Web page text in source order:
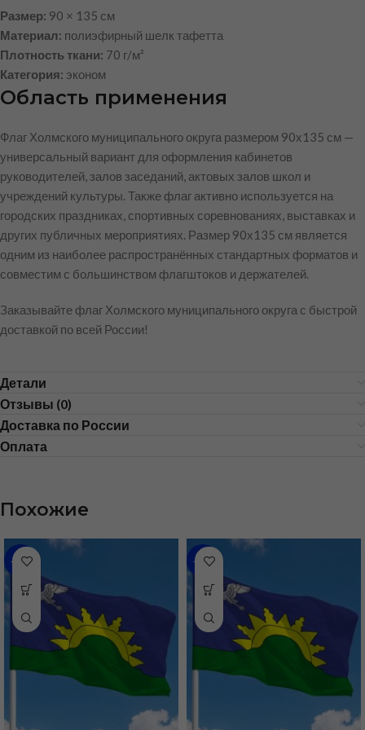
Размер: 90 × 135 см
Материал: полиэфирный шелк тафетта
Плотность ткани: 70 г/м²
Категория: эконом
Область применения
Флаг Холмского муниципального округа размером 90х135 см —
универсальный вариант для оформления кабинетов
руководителей, залов заседаний, актовых залов школ и
учреждений культуры. Также флаг активно используется на
городских праздниках, спортивных соревнованиях, выставках и
других публичных мероприятиях. Размер 90х135 см является
одним из наиболее распространённых стандартных форматов и
совместим с большинством флагштоков и держателей.
Заказывайте флаг Холмского муниципального округа с быстрой
доставкой по всей России!
Детали
Отзывы (0)
Доставка по России
Оплата
Похожие
-48% -46%